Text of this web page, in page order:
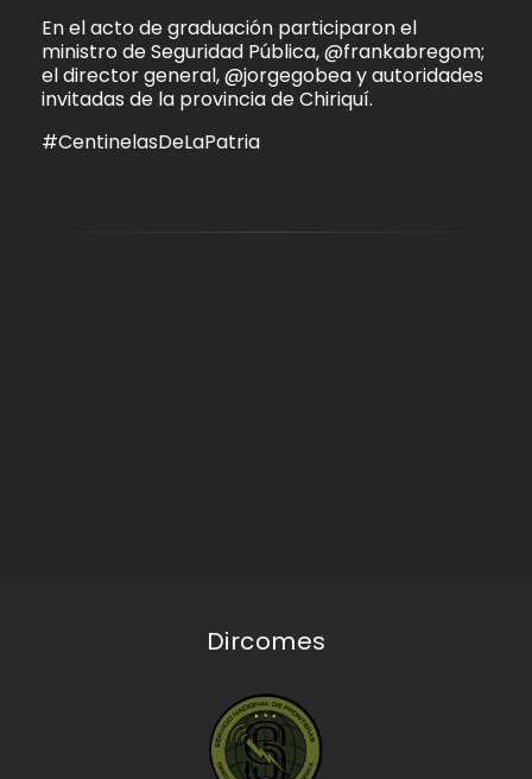
En el acto de graduación participaron el
ministro de Seguridad Pública, @frankabregom;
el director general, @jorgegobea y autoridades
invitadas de la provincia de Chiriquí.
#CentinelasDeLaPatria
Dircomes